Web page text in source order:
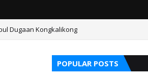
Dugaan Kongkalikong
POPULAR POSTS